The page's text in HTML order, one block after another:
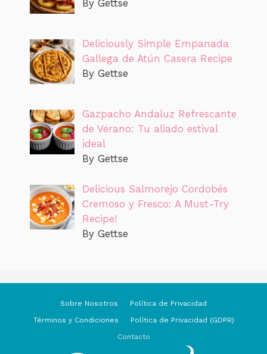
By Gettse
Deliciously Simple Empanada
Gallega de Atún Casera Recipe
By Gettse
Gazpacho Andaluz Refrescante
de Verano: Tu aliado estival
ideal
By Gettse
Delicious Salmorejo Cordobés
Cremoso y Fresco: A Must-Try
Recipe!
By Gettse
Sobre Nosotros
Política de Privacidad
Términos y Condiciones
Política de Privacidad (GDPR)
Contacto